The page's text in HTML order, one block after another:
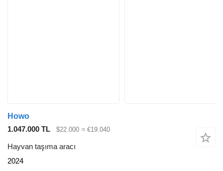
Howo
1.047.000 TL
$22.000 ≈ €19.040
Hayvan taşıma aracı
2024